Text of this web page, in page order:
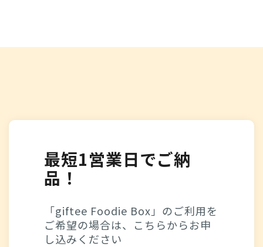
最短1営業日でご納
品！
「giftee Foodie Box」のご利用を
ご希望の場合は、こちらからお申
し込みください